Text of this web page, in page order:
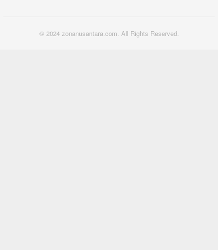
© 2024 zonanusantara.com. All Rights Reserved.